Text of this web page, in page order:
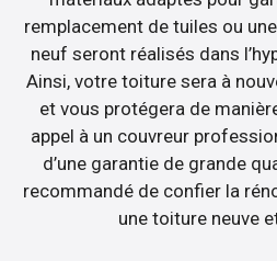
remplacement de tuiles ou
neuf seront réalisés dans
Ainsi, votre toiture sera à
et vous protégera de
appel à un couvreur
d’une garantie de grande
recommandé de confier la
une toiture neuve